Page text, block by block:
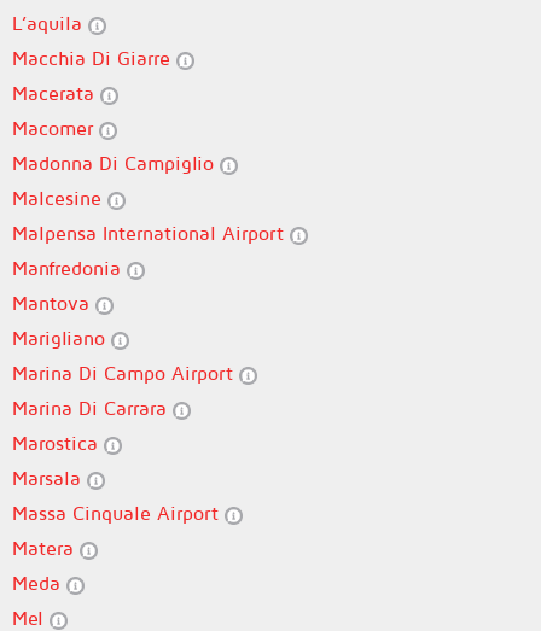
L’aquila
Macchia Di Giarre
Macerata
Macomer
Madonna Di Campiglio
Malcesine
Malpensa International Airport
Manfredonia
Mantova
Marigliano
Marina Di Campo Airport
Marina Di Carrara
Marostica
Marsala
Massa Cinquale Airport
Matera
Meda
Mel